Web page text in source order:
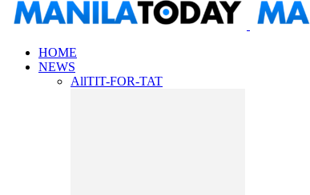
HOME
NEWS
AllTIT-FOR-TAT